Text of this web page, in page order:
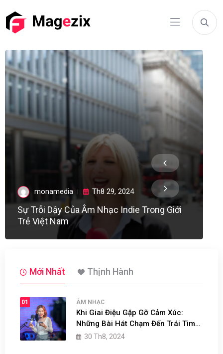
monamedia Th8 29, 2024
Sự Trỗi Dậy Của Âm Nhạc Indie Trong Giới
Trẻ Việt Nam
Mới Nhất Thịnh Hành
01 ÂM NHẠC
Khi Giai Điệu Gặp Gỡ Cảm Xúc:
Những Bài Hát Chạm Đến Trái Tim
Người Nghe
30 Th8, 2024